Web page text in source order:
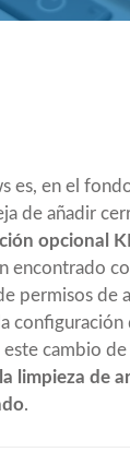
es, en el
de añadir
opcional
encontrado
permisos de
configuración
cambio
la limpieza de
.